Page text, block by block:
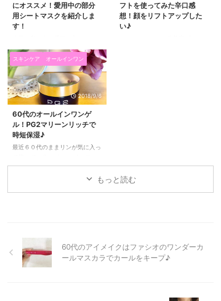
にオススメ！愛用中の部分
用シートマスクを紹介しま
す！
て、毎日使っている、 目元のた
るみとシワ対策の目元ケアコスメ
を紹介したいと思います！ ６０
代になると、目元のたるみとシワ
がすごく気になります！ 毎朝鏡
を見るたび、どんどん目の下に新
どくなっているなぁ～と気持ちが
下がる日々を過ごしていました。
そして、アイクリームを塗ってい
てもなかなか満足できなかった
シー プレミアムハイドロゲルア
イパッチは、 娘の紹介で知った
フトを使ってみた辛口感
想！顔をリフトアップした
い♪
に使ってみた感想や、 効果があ
るのか？など肌に変化があったの
スキンケア オールインワン
2018/9/6
60代のオールインワンゲ
ル！PG2マリーンリッチで
時短保湿♪
最近６０代のままリンが気に入っ
ゲルを紹介したいと思います(^^)/
それがこのPG2マリーンリッチで
い化粧品ブランドなんです。 プ
ロテオグリカンの保水力はヒアル
ロン酸の約1.3倍といわれている
ので、 保湿が大事な60代の肌に
もっと読む
60代のアイメイクはファシオのワンダーカ
ールマスカラでカールをキープ♪